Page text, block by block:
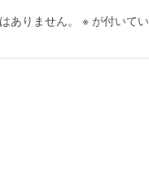
ありません。 ※ が付いて